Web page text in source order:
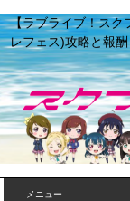
【ラブライブ！スク
レフェス)攻略と報
メニュー